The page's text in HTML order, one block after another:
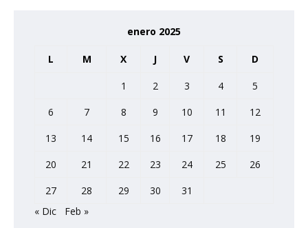
enero 2025
L M X J V S D
1 2 3 4
5
6
7 8 9 10 11
12
13
14 15 16 17 18
19
20
21 22 23 24 25
26
27
28 29 30
31
« Dic
Feb »